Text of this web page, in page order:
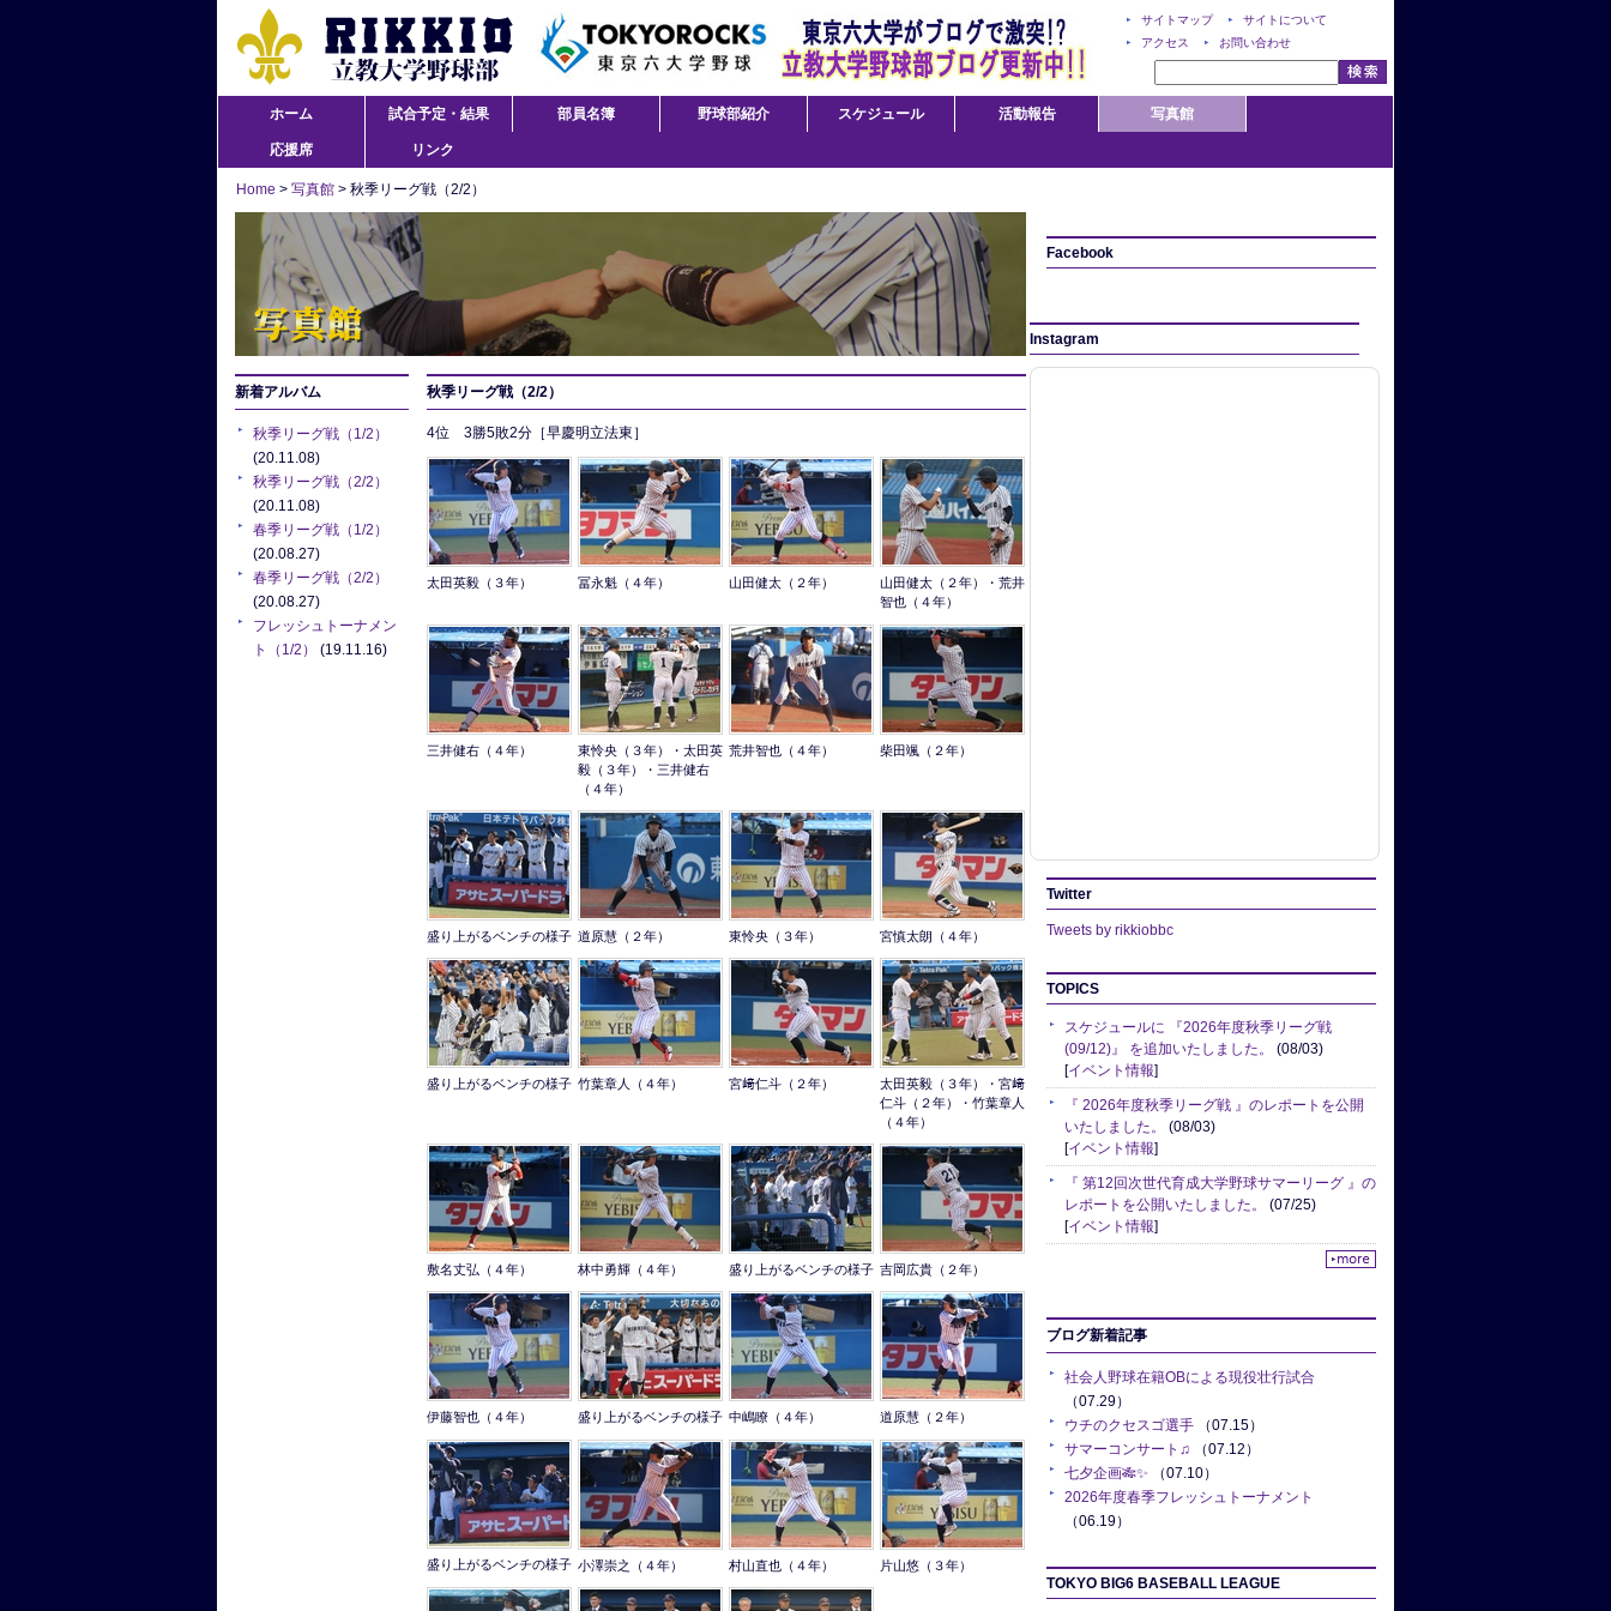
サイトマップ
サイトについて
アクセス
お問い合わせ
ホーム 試合予定・結果 部員名簿 野球部紹介 スケジュール 活動報告 写真館
応援席 リンク
Home > 写真館 > 秋季リーグ戦（2/2）
新着アルバム
秋季リーグ戦（1/2）
(20.11.08)
秋季リーグ戦（2/2）
(20.11.08)
春季リーグ戦（1/2）
(20.08.27)
春季リーグ戦（2/2）
(20.08.27)
フレッシュトーナメン
ト（1/2）
(19.11.16)
秋季リーグ戦（2/2）
4位 3勝5敗2分［早慶明立法東］
太田英毅（３年） 冨永魁（４年） 山田健太（２年）
山田健太（２年）・荒井
智也（４年）
三井健右（４年）
東怜央（３年）・太田英
毅（３年）・三井健右
（４年）
荒井智也（４年） 柴田颯（２年）
盛り上がるベンチの様子 道原慧（２年） 東怜央（３年） 宮慎太朗（４年）
盛り上がるベンチの様子 竹葉章人（４年） 宮﨑仁斗（２年）
太田英毅（３年）・宮﨑
仁斗（２年）・竹葉章人
（４年）
敷名丈弘（４年） 林中勇輝（４年） 盛り上がるベンチの様子 吉岡広貴（２年）
伊藤智也（４年） 盛り上がるベンチの様子 中嶋瞭（４年） 道原慧（２年）
盛り上がるベンチの様子 小澤崇之（４年） 村山直也（４年） 片山悠（３年）
Facebook
Instagram
Twitter
Tweets by rikkiobbc
TOPICS
スケジュールに 『2026年度秋季リーグ戦
(09/12)』 を追加いたしました。 (08/03)
[イベント情報]
『 2026年度秋季リーグ戦 』のレポートを公開
いたしました。 (08/03)
[イベント情報]
『 第12回次世代育成大学野球サマーリーグ 』の
レポートを公開いたしました。 (07/25)
[イベント情報]
ブログ新着記事
社会人野球在籍OBによる現役壮行試合
（07.29）
ウチのクセスゴ選手 （07.15）
サマーコンサート♫ （07.12）
七夕企画🎋✨ （07.10）
2026年度春季フレッシュトーナメント
（06.19）
TOKYO BIG6 BASEBALL LEAGUE